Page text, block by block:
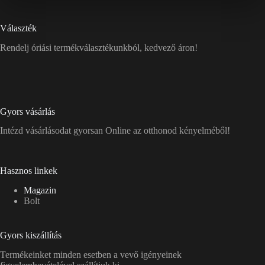
Választék
Rendelj óriási termékválasztékunkból, kedvező áron!
Gyors vásárlás
Intézd vásárlásodat gyorsan Online az otthonod kényelméből!
Hasznos linkek
Magazin
Bolt
Gyors kiszállítás
Termékeinket minden esetben a vevő igényeinek